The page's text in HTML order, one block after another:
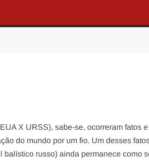
X URSS), sabe-se, ocorreram fatos
do mundo por um fio. Um desses
balístico russo) ainda permanece como